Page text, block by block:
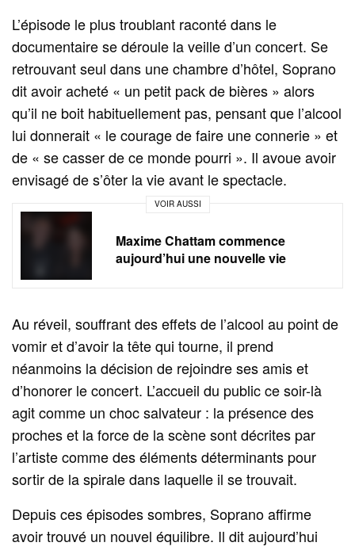
L’épisode le plus troublant raconté dans le
documentaire se déroule la veille d’un concert. Se
retrouvant seul dans une chambre d’hôtel, Soprano
dit avoir acheté « un petit pack de bières » alors
qu’il ne boit habituellement pas, pensant que l’alcool
lui donnerait « le courage de faire une connerie » et
de « se casser de ce monde pourri ». Il avoue avoir
envisagé de s’ôter la vie avant le spectacle.
VOIR AUSSI
Maxime Chattam commence
aujourd’hui une nouvelle vie
Au réveil, souffrant des effets de l’alcool au point de
vomir et d’avoir la tête qui tourne, il prend
néanmoins la décision de rejoindre ses amis et
d’honorer le concert. L’accueil du public ce soir-là
agit comme un choc salvateur : la présence des
proches et la force de la scène sont décrites par
l’artiste comme des éléments déterminants pour
sortir de la spirale dans laquelle il se trouvait.
Depuis ces épisodes sombres, Soprano affirme
avoir trouvé un nouvel équilibre. Il dit aujourd’hui